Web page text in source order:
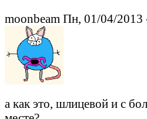
moonbeam Пн, 01/04/2013
а как это, шлицевой и с